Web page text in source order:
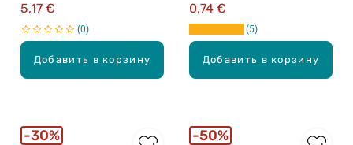
Добавить в корзину
5,17 €
0
Добавить в корзину
0,74 €
5
30% 50%